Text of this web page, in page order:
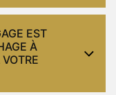
EST
À